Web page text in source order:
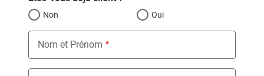
Non Oui
Nom et Prénom